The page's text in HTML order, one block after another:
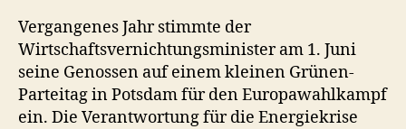
Vergangenes Jahr stimmte der
Wirtschaftsvernichtungsminister am 1. Juni
seine Genossen auf einem kleinen Grünen-
Parteitag in Potsdam für den Europawahlkampf
ein. Die Verantwortung für die Energiekrise